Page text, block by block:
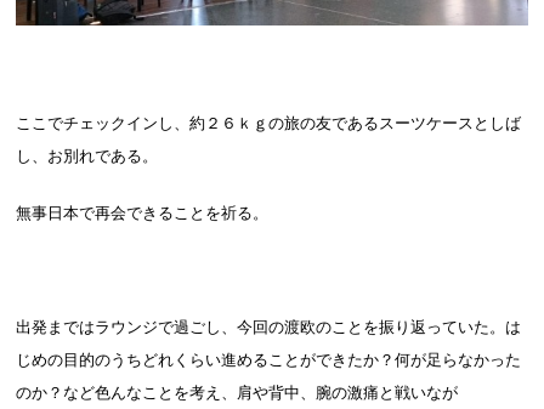
ここでチェックインし、約２６ｋｇの旅の友であるスーツケースとしば
し、お別れである。
無事日本で再会できることを祈る。
出発まではラウンジで過ごし、今回の渡欧のことを振り返っていた。は
じめの目的のうちどれくらい進めることができたか？何が足らなかった
のか？など色んなことを考え、肩や背中、腕の激痛と戦いなが